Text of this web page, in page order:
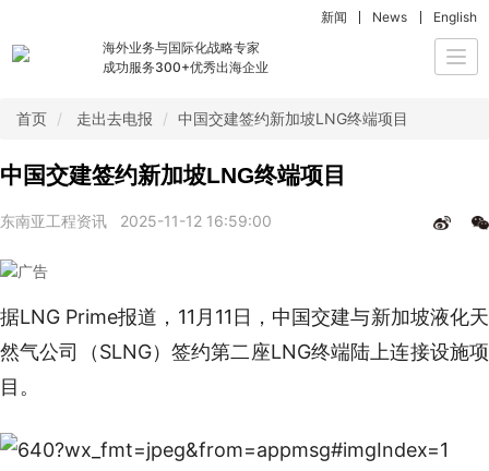
海外业务与国际化战略专家
成功服务300+优秀出海企业
新闻 News English
首页 走出去电报 中国交建签约新加坡LNG终端项目
中国交建签约新加坡LNG终端项目
东南亚工程资讯 2025-11-12 16:59:00
据LNG Prime报道，11月11日，中国交建与新加坡液化天
然气公司（SLNG）签约第二座LNG终端陆上连接设施项
目。